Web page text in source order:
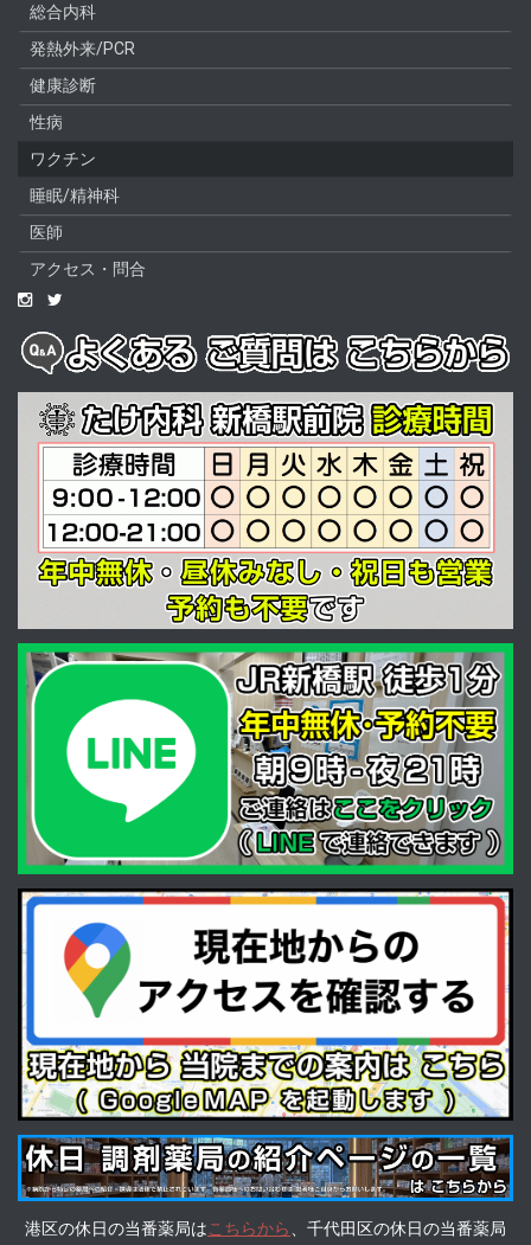
総合内科
発熱外来/PCR
健康診断
性病
ワクチン
睡眠/精神科
医師
アクセス・問合
港区の休日の当番薬局はこちらから
、千代田区の休日の当番薬局